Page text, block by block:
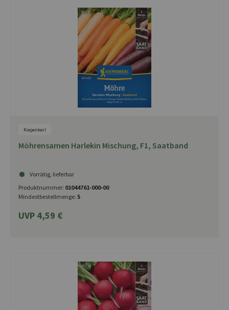
Kiepenkerl
Möhrensamen Harlekin Mischung, F1, Saatband
Vorrätig, lieferbar
Produktnummer: 01044761-000-00
Mindestbestellmenge: 5
UVP 4,59 €